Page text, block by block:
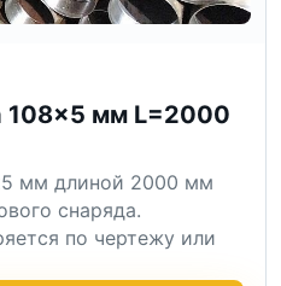
108×5 мм L=2000
мм длиной 2000 мм
снаряда.
по чертежу или